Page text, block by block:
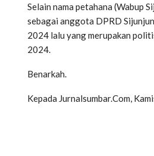
Selain nama petahana (Wabup
sebagai anggota DPRD
2024 lalu yang merupakan
2024.
Benarkah.
Kepada Jurnalsumbar.Com,